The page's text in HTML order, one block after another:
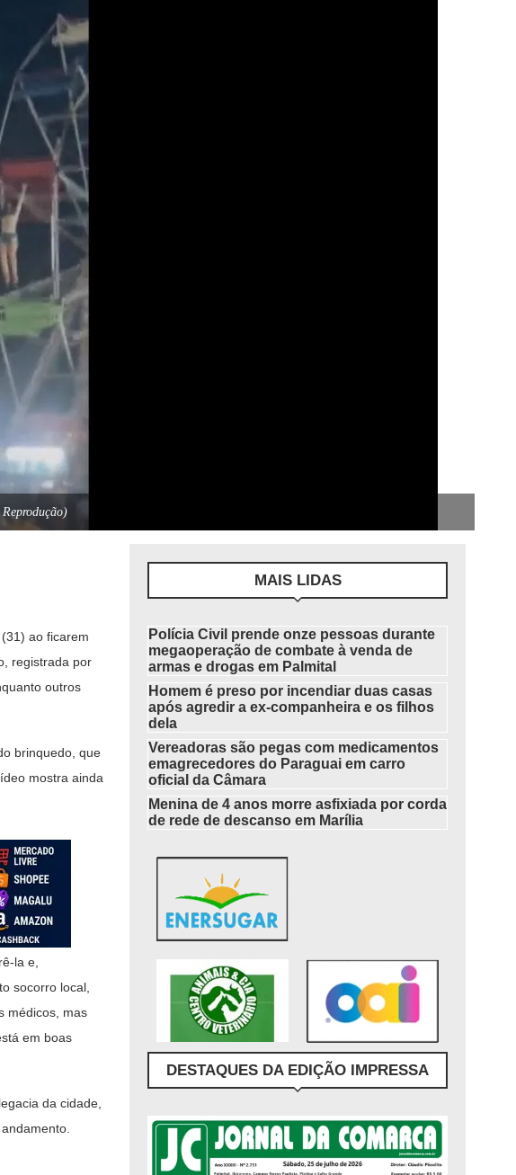
ao ficarem
registrada por
outros
brinquedo, que
mostra ainda
la e,
socorro local,
médicos, mas
em boas
da cidade,
MAIS LIDAS
Polícia Civil prende onze pessoas durante
megaoperação de combate à venda de
armas e drogas em Palmital
Homem é preso por incendiar duas casas
após agredir a ex-companheira e os filhos
dela
Vereadoras são pegas com medicamentos
emagrecedores do Paraguai em carro
oficial da Câmara
Menina de 4 anos morre asfixiada por corda
de rede de descanso em Marília
DESTAQUES DA EDIÇÃO IMPRESSA